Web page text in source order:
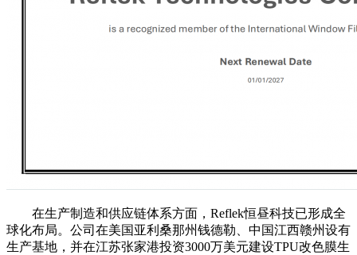
在生产制造和供应链体系方面，Reflek恒昼科技已形成全
球化布局。公司在美国亚利桑那州钱德勒、中国江西赣州设有
生产基地，并在江苏张家港投资3000万美元建设TPU改色膜生